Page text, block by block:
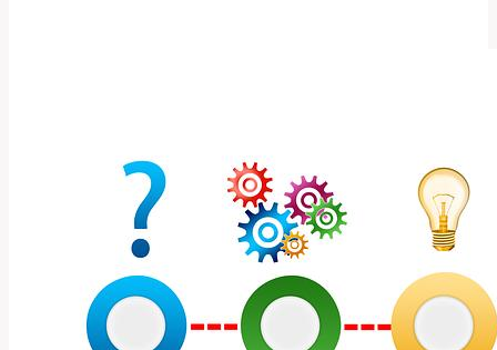
Angličtině!